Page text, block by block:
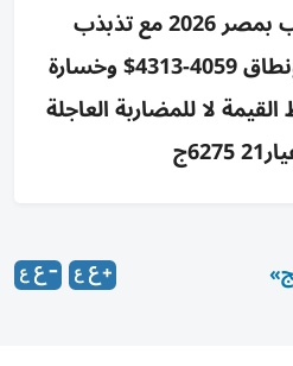
ترقب أسعار الذهب بمصر 2026 مع تذبذب
عالمي 4023-4218$ ونطاق 4059-4313$ وخسارة
القيمة لا للمضاربة العاجلة